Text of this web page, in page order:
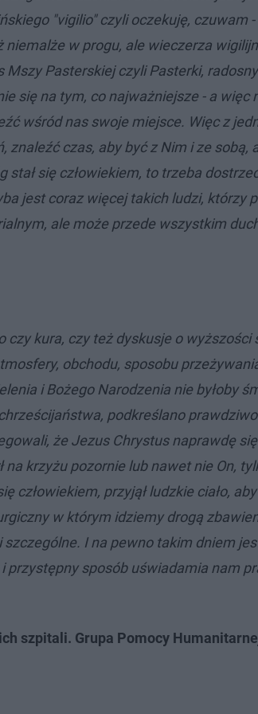
"vigilio" czyli oczekuję, czuwam
w progu, ale wieczerza
Pasterskiej czyli Pasterki,
się na tym, co najważniejsze - a więc
wśród nas swoje miejsce. Więc z
czas, aby być z Nim i ze sobą,
stał się człowiekiem, to trzeba
jest coraz więcej takich ludzi, którzy
ale może przede wszystkim
czy kura, czy też dyskusje o wyższości
obchodu, sposobu
i Bożego Narodzenia nie byłoby
podkreślano
że Jezus Chrystus naprawdę się
na krzyżu pozornie lub nawet nie On,
człowiekiem, przyjął ludzkie ciało,
w którym idziemy drogą
I na pewno takim dniem
przystępny sposób uświadamia nam
szpitali. Grupa Pomocy